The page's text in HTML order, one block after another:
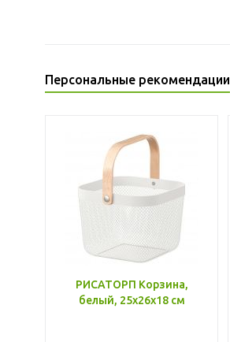
Персональные рекомендации
РИСАТОРП Корзина,
белый, 25x26x18 см